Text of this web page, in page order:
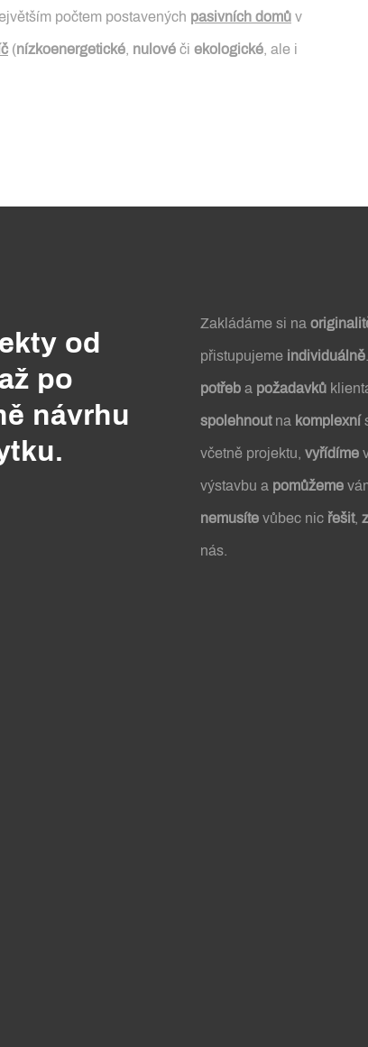
počtem postavených pasivních domů v
(nízkoenergetické nulové či ekologické , ale i
od
po
návrhu
Zakládáme si na
přistupujeme individuálně
potřeb a požadavků
spolehnoutna komplexní
včetně projektu, vyřídíme
výstavbu a pomůžeme
nemusíte vůbec nic řešit,
nás.